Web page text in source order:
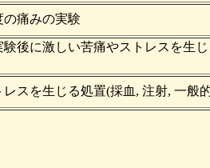
痛みの実験
後に激しい苦痛やストレスを生
スを生じる処置(採血, 注射, 一般